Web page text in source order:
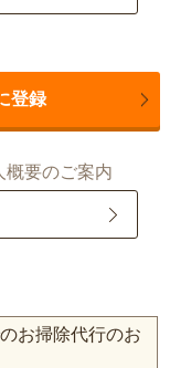
登録
概要のご案内
お掃除代行のお